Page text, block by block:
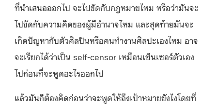
ที่นําเสนอออกไป จะไปขัดกับกฎหมายไหม หรือว่ามันจะ
ไปขัดกับความคิดของผู้มีอํานาจไหม และสุดท้ายมันจะ
เกิดปัญหากับตัวศิลปินหรือคนทํางานศิลปะเองไหม อาจ
จะเรียกได้ว่าเป็น self-censor เหมือนเซ็นเซอร์ตัวเอง
ไปก่อนที่จะพูดอะไรออกไป
แล้วมันก็ต้องคิดก่อนว่าจะพูดให้ถึงเป้าหมายยังไงโดยที่